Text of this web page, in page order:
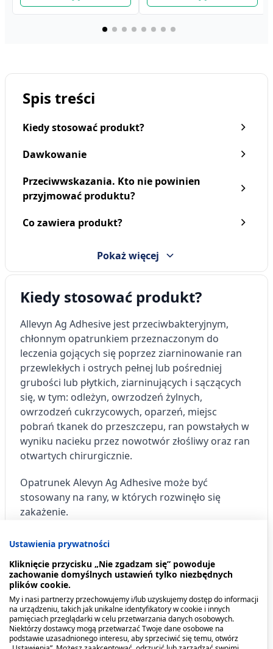
Spis treści
Kiedy stosować produkt?
Dawkowanie
Przeciwwskazania. Kto nie powinien
przyjmować produktu?
Co zawiera produkt?
Pokaż więcej
Kiedy stosować produkt?
Allevyn Ag Adhesive jest przeciwbakteryjnym,
chłonnym opatrunkiem przeznaczonym do
leczenia gojących się poprzez ziarninowanie ran
przewlekłych i ostrych pełnej lub pośredniej
grubości lub płytkich, ziarninujących i sączących
się, w tym: odleżyn, owrzodzeń żylnych,
owrzodzeń cukrzycowych, oparzeń, miejsc
pobrań tkanek do przeszczepu, ran powstałych w
wyniku nacieku przez nowotwór złośliwy oraz ran
otwartych chirurgicznie.
Opatrunek Alevyn Ag Adhesive może być
stosowany na rany, w których rozwinęło się
zakażenie.
Dawkowanie
Sposób użycia:
Jeśli zachodzi taka konieczność, należy
oczyścić ranę zgodnie z lokalnym protokołem
klinicznym.
Ustawienia prywatności
Kliknięcie przycisku „Nie zgadzam się” powoduje
zachowanie domyślnych ustawień tylko niezbędnych
plików cookie.
My i nasi partnerzy przechowujemy i/lub uzyskujemy dostęp do informacji
na urządzeniu, takich jak unikalne identyfikatory w cookie i innych
pamięciach przeglądarki w celu przetwarzania danych osobowych.
Niektórzy dostawcy mogą przetwarzać Twoje dane osobowe na
podstawie uzasadnionego interesu, aby sprzeciwić się temu, otwórz